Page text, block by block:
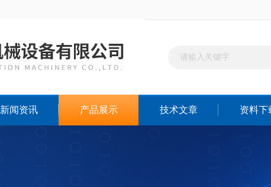
新闻资讯 产品展示 技术文章 资料下